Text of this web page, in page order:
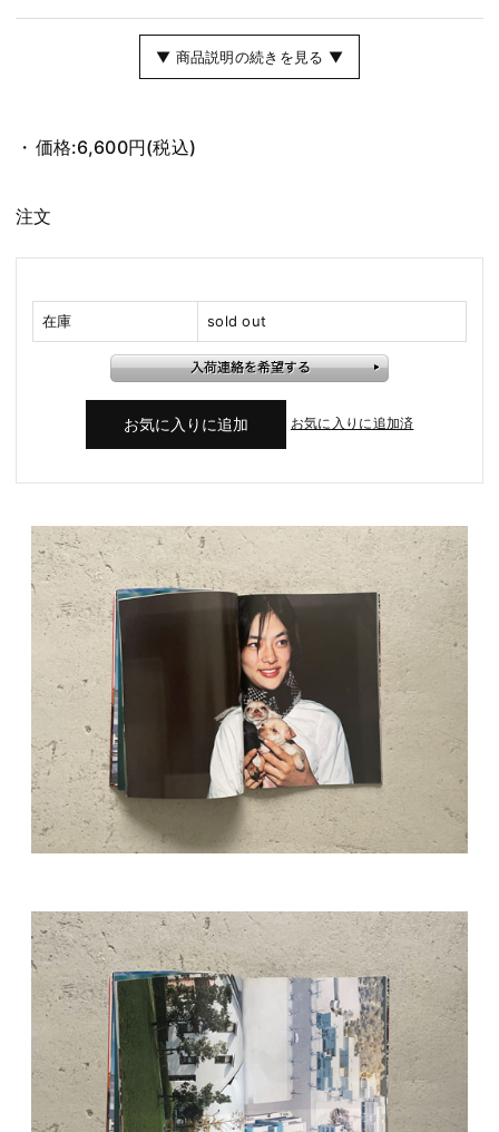
▼ 商品説明の続きを見る ▼
価格:6,600円(税込)
注文
在庫 sold out
お気に入りに追加済